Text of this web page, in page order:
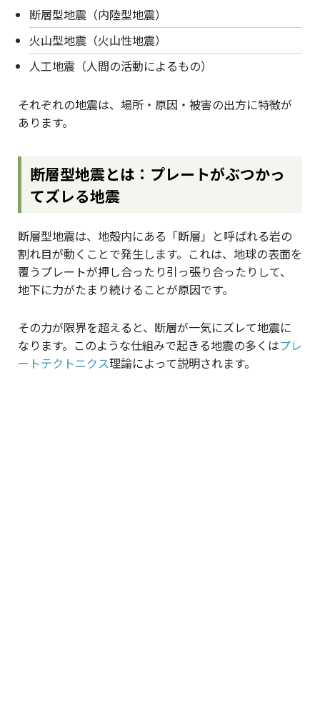
断層型地震（内陸型地震）
火山型地震（火山性地震）
人工地震（人間の活動によるもの）
それぞれの地震は、場所・原因・被害の出方に特徴が
あります。
断層型地震とは：プレートがぶつかっ
てズレる地震
断層型地震は、地殻内にある「断層」と呼ばれる岩の
割れ目が動くことで発生します。これは、地球の表面を
覆うプレートが押し合ったり引っ張り合ったりして、
地下に力がたまり続けることが原因です。
その力が限界を超えると、断層が一気にズレて地震に
なります。このような仕組みで起きる地震の多くはプレ
ートテクトニクス理論によって説明されます。